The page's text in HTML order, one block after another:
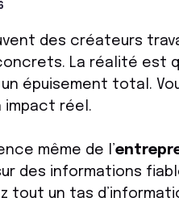
des créateurs
La réalité est
épuisement total.
impact réel.
même de l’
des informations
tout un tas